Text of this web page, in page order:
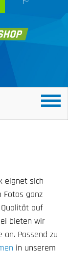
eignet sich
Fotos ganz
auf
bieten wir
Passend zu
in unserem